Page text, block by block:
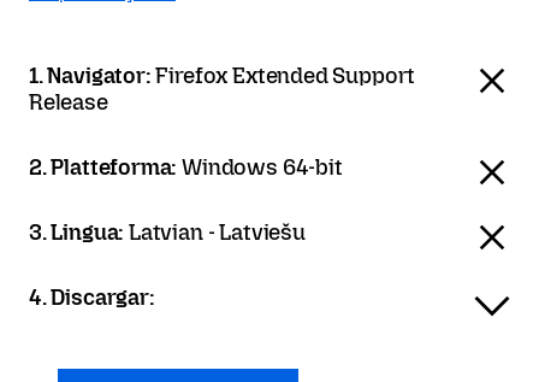
1. Navigator:Firefox Extended Support
Release
2. Platteforma:Windows 64-bit
3. Lingua:Latvian - Latviešu
4. Discargar: